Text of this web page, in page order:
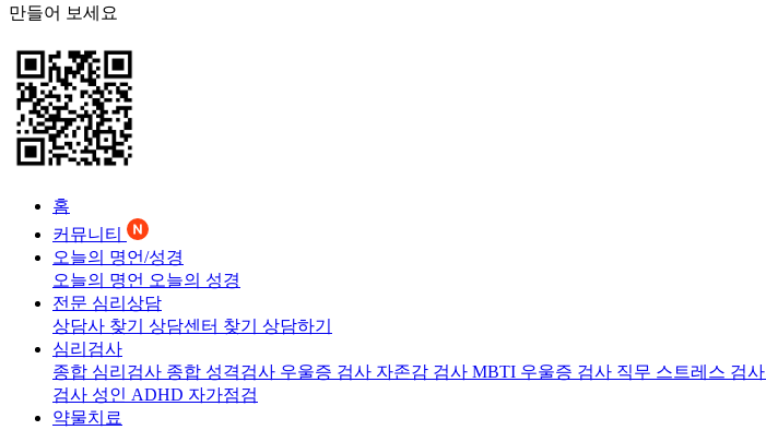
만들어 보세요
홈
커뮤니티
오늘의 명언/성경
오늘의 명언 오늘의 성경
전문 심리상담
상담사 찾기 상담센터 찾기 상담하기
심리검사
종합 심리검사 종합 성격검사 우울증 검사 자존감 검사 MBTI 우울증 검사 직무 스트레스 검사
검사 성인 ADHD 자가점검
약물치료